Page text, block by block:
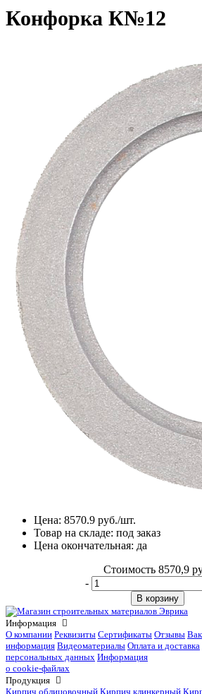
Конфорка К№12
Цена: 8570.9 руб./шт.
Товар на складе: под заказ
Цена окончательная: да
Стоимость 8570,9
-
В корзину
Информация
О компании Реквизиты Сертификаты Отзывы
информация Видеоматериалы Оплата и доставка
персональных данных Информация
о cookie-файлах
Продукция
Кирпич облицовочный Кирпич клинкерный